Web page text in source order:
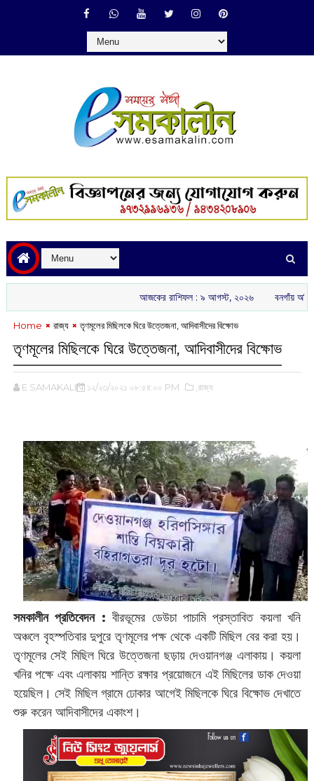
আজকের রাশিফল :‌ ‌‌৯ আগস্ট, ২০২৬ বনগাঁয় অখিল ভারতীয়
Home রাজ্য তৃণমূলের মিছিলকে ঘিরে উত্তেজনা, আদিবাসীদের বিক্ষোভ
তৃণমূলের মিছিলকে ঘিরে উত্তেজনা, আদিবাসীদের বিক্ষোভ
E SAMAKALIN ১২/২৩/২০২১ ০৮:৫৪:০০ PM ,রাজ্য
সমকালীন প্রতিবেদন : ‌বীরভূমের ডেউচা পাচামি প্রস্তাবিত কয়লা খনি
অঞ্চলে বৃহস্পতিবার দুপুরে তৃণমূলের পক্ষ থেকে একটি মিছিল বের করা হয়।
তৃণমূলের সেই মিছিল ঘিরে উত্তেজনা ছড়ায় দেওয়ানগঞ্জ এলাকায়। কয়লা
খনির পক্ষে এবং এলাকায় শান্তি রক্ষার প্রয়োজনে এই মিছিলের ডাক দেওয়া
হয়েছিল। সেই মিছিল গ্রামে ঢোকার আগেই মিছিলকে ঘিরে বিক্ষোভ দেখাতে
শুরু করেন আদিবাসীদের একাংশ।